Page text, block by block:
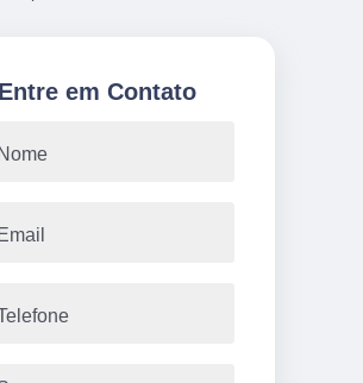
Entre em Contato